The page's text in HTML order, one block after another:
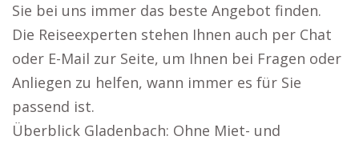
Sie bei uns immer das beste Angebot finden.
Die Reiseexperten stehen Ihnen auch per Chat
oder E-Mail zur Seite, um Ihnen bei Fragen oder
Anliegen zu helfen, wann immer es für Sie
passend ist.
Überblick Gladenbach: Ohne Miet- und